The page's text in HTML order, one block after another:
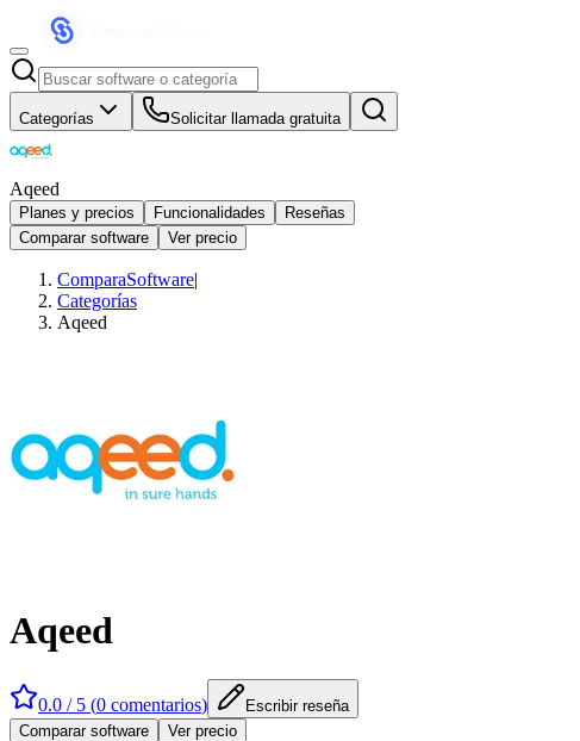
Categorías Solicitar llamada gratuita
Aqeed
Planes y precios Funcionalidades
Reseñas
Comparar software
Ver precio
ComparaSoftware|
Categorías
Aqeed
Aqeed
0.0 / 5 (0 comentarios)
Escribir reseña
Comparar software
Ver precio